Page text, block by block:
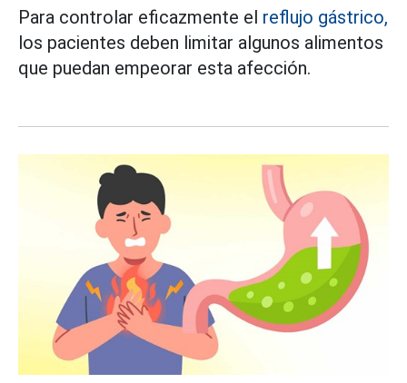
Para controlar eficazmente el reflujo gástrico,
los pacientes deben limitar algunos alimentos
que puedan empeorar esta afección.